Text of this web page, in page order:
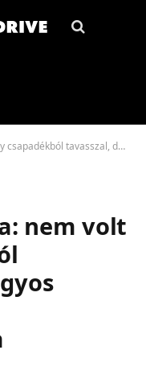
hajnalok idén is veszélyeztették a gyümölcsösöket
nem volt